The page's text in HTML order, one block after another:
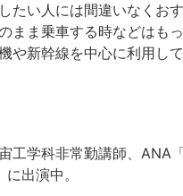
たい人には間違いなくお
まま乗車する時などはも
や新幹線を中心に利用し
工学科非常勤講師、ANA
出演中。